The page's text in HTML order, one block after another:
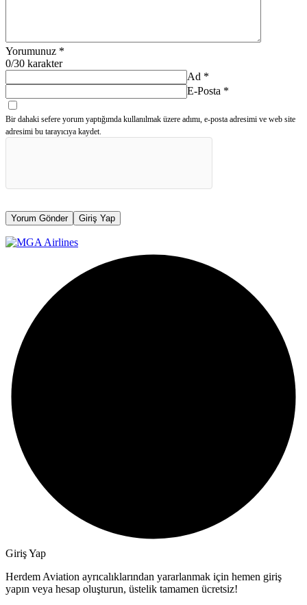
Yorumunuz *
0/30 karakter
Ad *
E-Posta *
Bir dahaki sefere yorum yaptığımda kullanılmak üzere adımı, e-posta adresimi ve web site
adresimi bu tarayıcıya kaydet.
Yorum Gönder Giriş Yap
Giriş Yap
Herdem Aviation ayrıcalıklarından yararlanmak için hemen giriş
yapın veya hesap oluşturun, üstelik tamamen ücretsiz!